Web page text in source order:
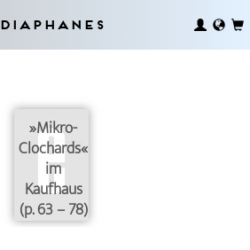
Diaphanes
»Mikro-
Clochards«
im
Kaufhaus
(p. 63 – 78)